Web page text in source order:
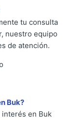
tu consulta
nuestro equipo
de atención.
Buk?
en Buk